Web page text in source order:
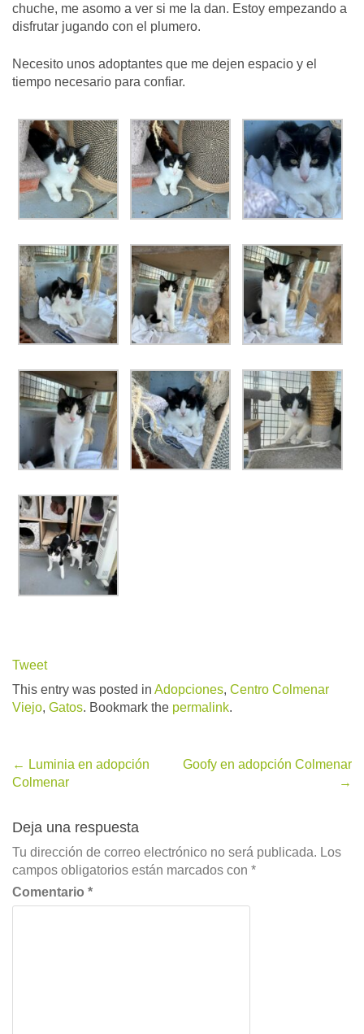
chuche, me asomo a ver si me la dan. Estoy empezando a
disfrutar jugando con el plumero.
Necesito unos adoptantes que me dejen espacio y el
tiempo necesario para confiar.
Tweet
This entry was posted in Adopciones, Centro Colmenar
Viejo, Gatos. Bookmark the permalink.
Post
← Luminia en adopción
Colmenar
Goofy en adopción Colmenar
→
Deja una respuesta
Tu dirección de correo electrónico no será publicada. Los
campos obligatorios están marcados con *
Comentario *